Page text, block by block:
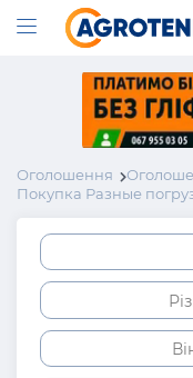
Оголошення
Покупка Разные